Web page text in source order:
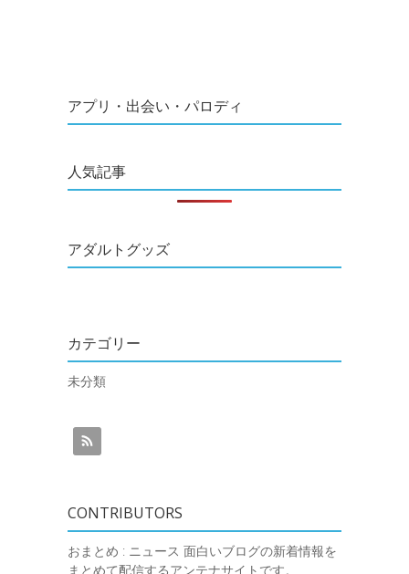
アプリ・出会い・パロディ
人気記事
アダルトグッズ
カテゴリー
未分類
CONTRIBUTORS
おまとめ : ニュース 面白いブログの新着情報を
まとめて配信するアンテナサイトです。